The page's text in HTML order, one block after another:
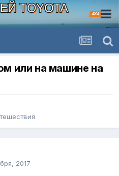
TOYOTA
4X4
или на машине на
2017